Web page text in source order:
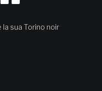
la sua Torino noir